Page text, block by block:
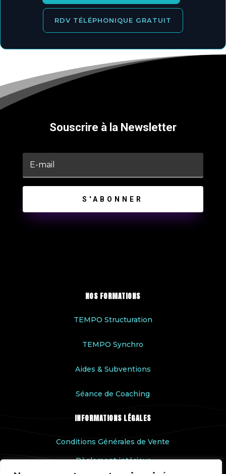
RDV TÉLÉPHONIQUE GRATUIT
Souscrire à la Newsletter
S'ABONNER
NOS FORMATIONS
TEMPO Structuration
TEMPO Synchro
Aides & Subventions
Séance de Coaching
INFORMATIONS LÉGALES
Conditions Générales de Vente
Règlement intérieur